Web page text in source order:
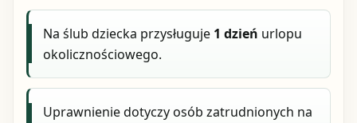
Na ślub dziecka przysługuje 1 dzień urlopu
okolicznościowego.
Uprawnienie dotyczy osób zatrudnionych na